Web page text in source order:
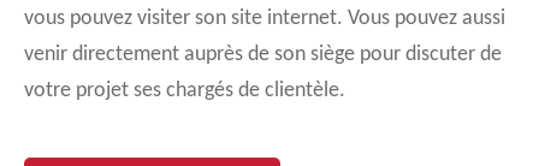
vous pouvez visiter son site internet. Vous pouvez aussi
venir directement auprès de son siège pour discuter de
votre projet ses chargés de clientèle.